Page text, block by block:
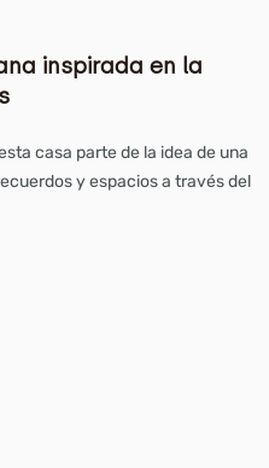
inspirada en la
casa parte de la idea de una
y espacios a través del